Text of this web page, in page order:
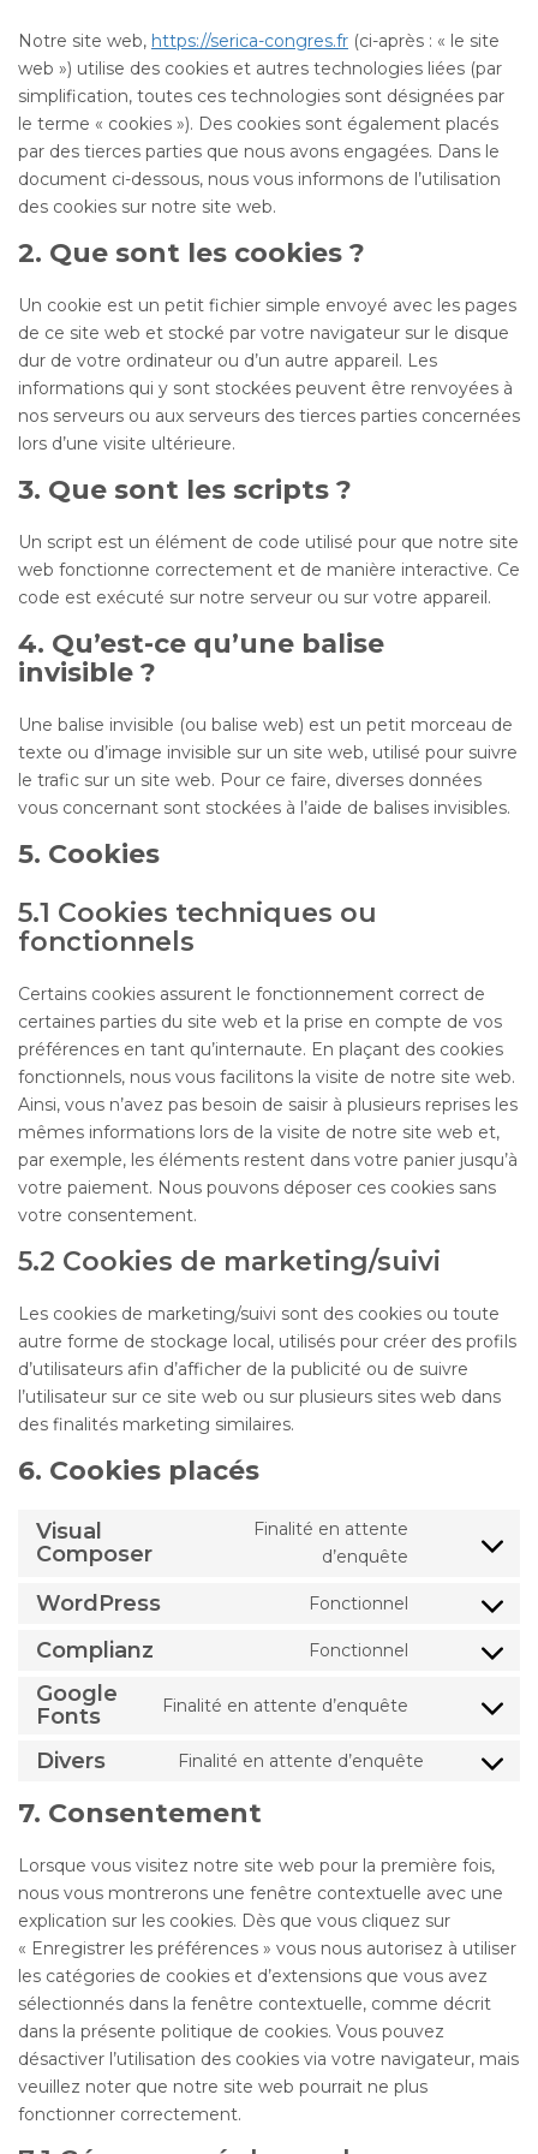
Notre site web, https://serica-congres.fr (ci-après : « le site
web ») utilise des cookies et autres technologies liées (par
simplification, toutes ces technologies sont désignées par
le terme « cookies »). Des cookies sont également placés
par des tierces parties que nous avons engagées. Dans le
document ci-dessous, nous vous informons de l’utilisation
des cookies sur notre site web.
2. Que sont les cookies ?
Un cookie est un petit fichier simple envoyé avec les pages
de ce site web et stocké par votre navigateur sur le disque
dur de votre ordinateur ou d’un autre appareil. Les
informations qui y sont stockées peuvent être renvoyées à
nos serveurs ou aux serveurs des tierces parties concernées
lors d’une visite ultérieure.
3. Que sont les scripts ?
Un script est un élément de code utilisé pour que notre site
web fonctionne correctement et de manière interactive. Ce
code est exécuté sur notre serveur ou sur votre appareil.
4. Qu’est-ce qu’une balise
invisible ?
Une balise invisible (ou balise web) est un petit morceau de
texte ou d’image invisible sur un site web, utilisé pour suivre
le trafic sur un site web. Pour ce faire, diverses données
vous concernant sont stockées à l’aide de balises invisibles.
5. Cookies
5.1 Cookies techniques ou
fonctionnels
Certains cookies assurent le fonctionnement correct de
certaines parties du site web et la prise en compte de vos
préférences en tant qu’internaute. En plaçant des cookies
fonctionnels, nous vous facilitons la visite de notre site web.
Ainsi, vous n’avez pas besoin de saisir à plusieurs reprises les
mêmes informations lors de la visite de notre site web et,
par exemple, les éléments restent dans votre panier jusqu’à
votre paiement. Nous pouvons déposer ces cookies sans
votre consentement.
5.2 Cookies de marketing/suivi
Les cookies de marketing/suivi sont des cookies ou toute
autre forme de stockage local, utilisés pour créer des profils
d’utilisateurs afin d’afficher de la publicité ou de suivre
l’utilisateur sur ce site web ou sur plusieurs sites web dans
des finalités marketing similaires.
6. Cookies placés
Visual
Composer
Finalité en attente
d’enquête
Consent
service
composer
WordPress Fonctionnel
Consent
Complianz Fonctionnel
Consent
service
Google
Fonts
Finalité en attente d’enquête
Consent
service
Divers Finalité en attente d’enquête
Consent
7. Consentement
Lorsque vous visitez notre site web pour la première fois,
nous vous montrerons une fenêtre contextuelle avec une
explication sur les cookies. Dès que vous cliquez sur
« Enregistrer les préférences » vous nous autorisez à utiliser
les catégories de cookies et d’extensions que vous avez
sélectionnés dans la fenêtre contextuelle, comme décrit
dans la présente politique de cookies. Vous pouvez
désactiver l’utilisation des cookies via votre navigateur, mais
veuillez noter que notre site web pourrait ne plus
fonctionner correctement.